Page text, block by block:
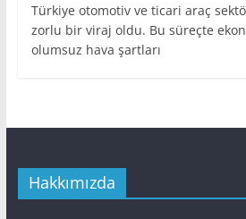
Türkiye otomotiv ve ticari araç
zorlu bir viraj oldu. Bu süreçte
olumsuz hava şartları
Hakkımızda